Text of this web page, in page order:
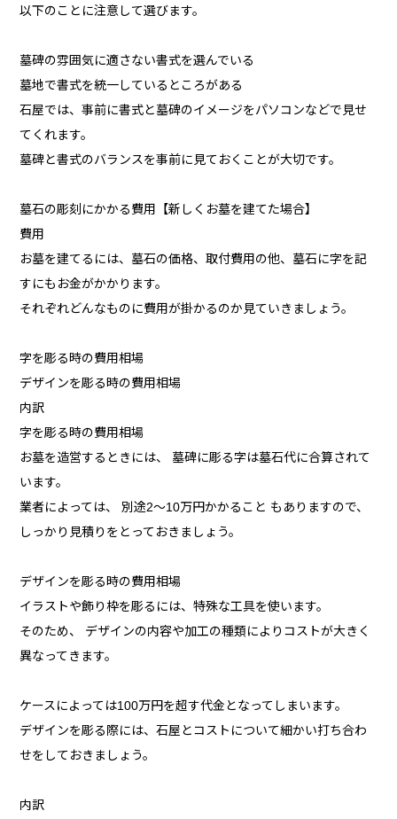
以下のことに注意して選びます。
墓碑の雰囲気に適さない書式を選んでいる
墓地で書式を統一しているところがある
石屋では、事前に書式と墓碑のイメージをパソコンなどで見せ
てくれます。
墓碑と書式のバランスを事前に見ておくことが大切です。
墓石の彫刻にかかる費用【新しくお墓を建てた場合】
費用
お墓を建てるには、墓石の価格、取付費用の他、墓石に字を記
すにもお金がかかります。
それぞれどんなものに費用が掛かるのか見ていきましょう。
字を彫る時の費用相場
デザインを彫る時の費用相場
内訳
字を彫る時の費用相場
お墓を造営するときには、 墓碑に彫る字は墓石代に合算されて
います。
業者によっては、 別途2～10万円かかること もありますので、
しっかり見積りをとっておきましょう。
デザインを彫る時の費用相場
イラストや飾り枠を彫るには、特殊な工具を使います。
そのため、 デザインの内容や加工の種類によりコストが大きく
異なってきます。
ケースによっては100万円を超す代金となってしまいます。
デザインを彫る際には、石屋とコストについて細かい打ち合わ
せをしておきましょう。
内訳